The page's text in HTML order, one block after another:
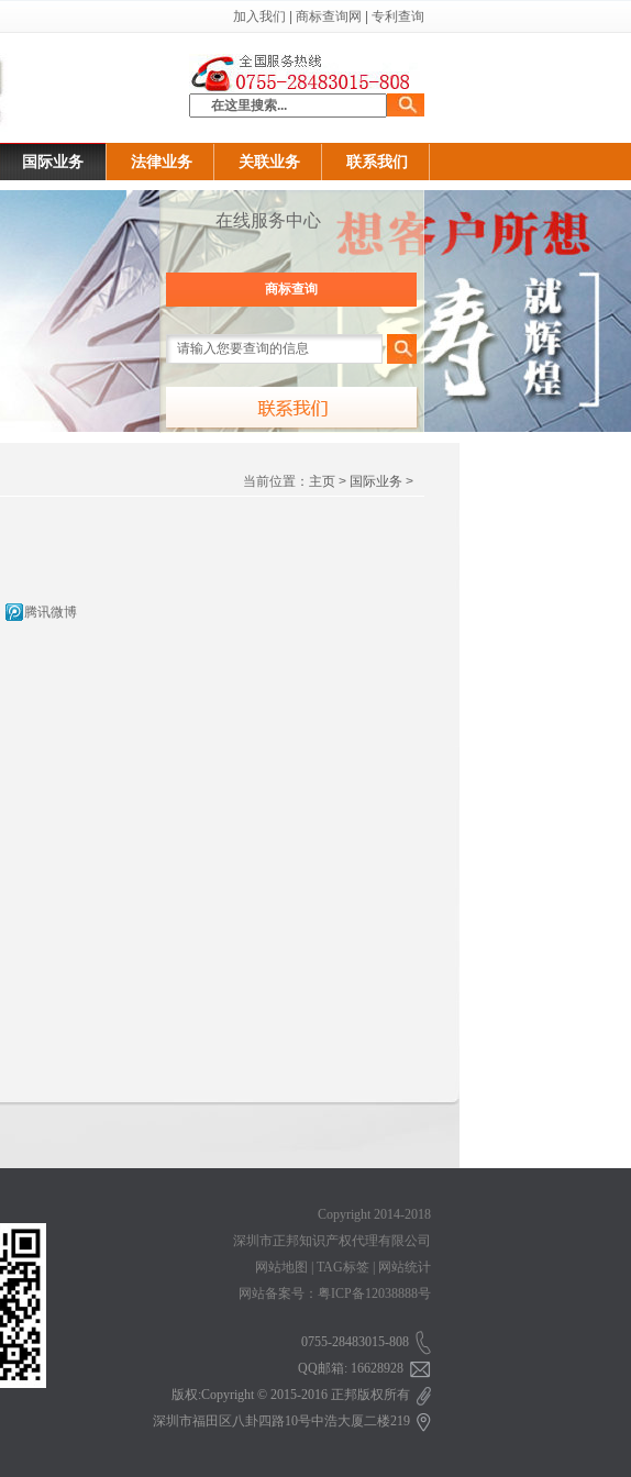
加入我们 商标查询网 专利查询
国际业务 法律业务 关联业务 联系我们
当前位置： 主页 > 国际业务 >
腾讯微博
在线服务中心
商标查询
Copyright 2014-2018
深圳市正邦知识产权代理有限公司
网站地图
TAG标签
网站统计
网站备案号：粤ICP备12038888号
0755-28483015-808
QQ邮箱: 16628928
版权:Copyright © 2015-2016 正邦版权所有
深圳市福田区八卦四路10号中浩大厦二楼219